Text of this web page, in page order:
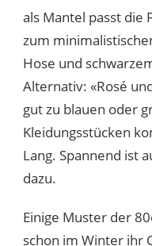
als Mantel passt die
zum
Hose und
Alternativ: «Rosé
gut zu blauen oder
Kleidungsstücken
Lang. Spannend ist
dazu.
Einige Muster der
schon im Winter ihr